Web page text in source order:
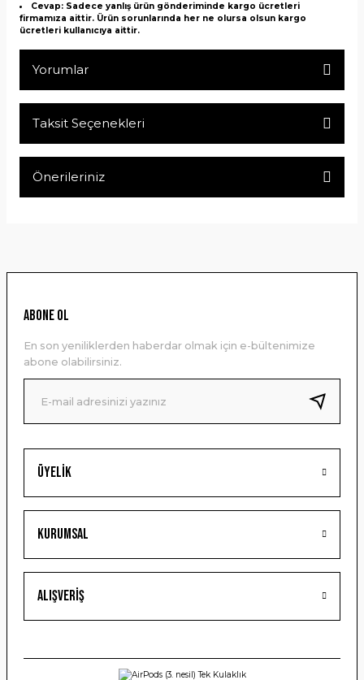
Cevap: Sadece yanlış ürün gönderiminde kargo ücretleri
firmamıza aittir. Ürün sorunlarında her ne olursa olsun kargo
ücretleri kullanıcıya aittir.
Yorumlar
Taksit Seçenekleri
Önerileriniz
Ürün resmi kalitesiz, bozuk veya görüntülenemiyor.
Ürün bilgilerinde hatalar bulunuyor.
Ürün fiyatı diğer sitelerden daha pahalı.
Bu ürüne benzer farklı alternatifler olmalı.
Gönder
Üyelik
Kurumsal
Alışveriş
ABONE OL
En son yeniliklerden haberdar olmak için e-bültenimize
abone olabilirsiniz.